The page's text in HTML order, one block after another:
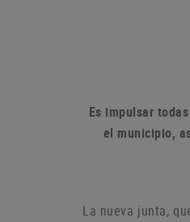
Es impulsar
el municipio,
La nueva junta,